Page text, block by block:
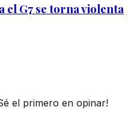
G7 se torna violenta
el primero en opinar!